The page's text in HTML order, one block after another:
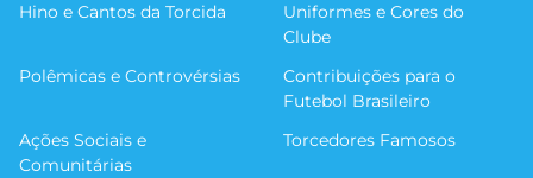
Hino e Cantos da Torcida
Uniformes e Cores do
Clube
Polêmicas e Controvérsias
Contribuições para o
Futebol Brasileiro
Ações Sociais e
Comunitárias
Torcedores Famosos